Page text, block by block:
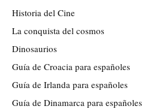
Historia del Cine
La conquista del cosmos
Dinosaurios
Guía de Croacia para españoles
Guía de Irlanda para españoles
Guía de Dinamarca para españoles